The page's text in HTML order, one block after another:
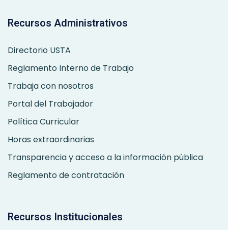
Recursos Administrativos
Directorio USTA
Reglamento Interno de Trabajo
Trabaja con nosotros
Portal del Trabajador
Política Curricular
Horas extraordinarias
Transparencia y acceso a la información pública
Reglamento de contratación
Recursos Institucionales